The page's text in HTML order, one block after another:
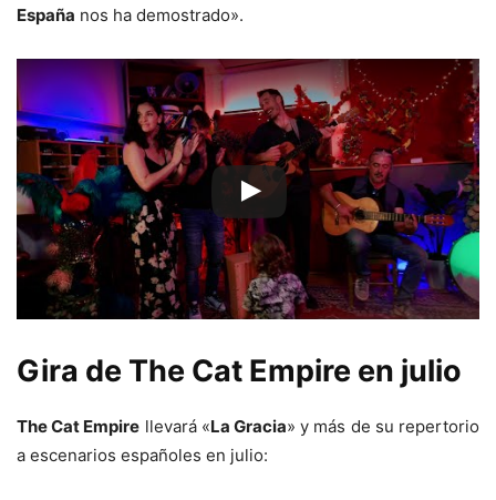
España nos ha demostrado».
Gira de The Cat Empire en julio
The Cat Empire llevará «La Gracia» y más de su repertorio
a escenarios españoles en julio: